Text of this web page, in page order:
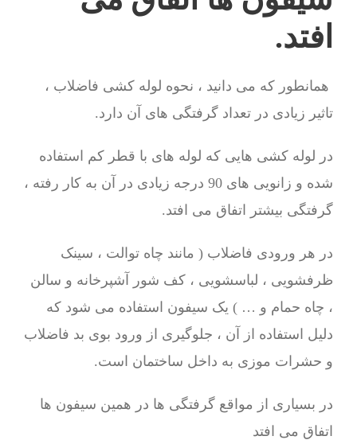
افتد.
همانطور که می دانید ، نحوه لوله کشی فاضلاب ،
تاثیر زیادی در تعداد گرفتگی های آن دارد.
در لوله کشی هایی که لوله های با قطر کم استفاده
شده و زانویی های 90 درجه زیادی در آن به کار رفته ،
گرفتگی بیشتر اتفاق می افتد.
در هر ورودی فاضلاب ( مانند چاه توالت ، سینک
ظرفشویی ، لباسشویی ، کف شور آشپرخانه و سالن
، چاه حمام و … ) یک سیفون استفاده می شود که
دلیل استفاده از آن ، جلوگیری از ورود بوی بد فاضلاب
و حشرات موزی به داخل ساختمان است.
در بسیاری از مواقع گرفتگی ها در همین سیفون ها
اتفاق می افتد